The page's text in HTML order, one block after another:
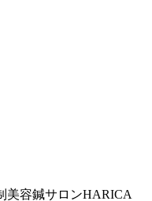
美容鍼サロンHARICA